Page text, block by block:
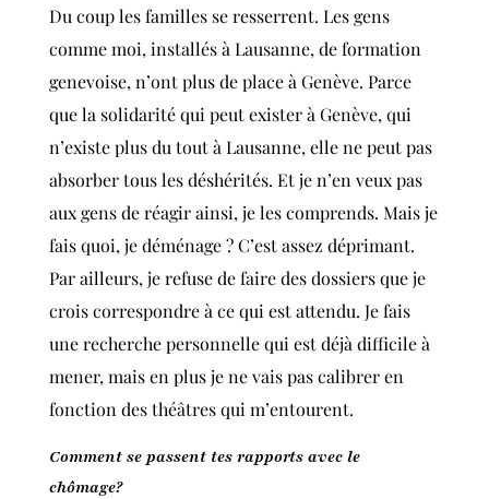
Du coup les familles se resserrent. Les gens
comme moi, installés à Lausanne, de formation
genevoise, n’ont plus de place à Genève. Parce
que la solidarité qui peut exister à Genève, qui
n’existe plus du tout à Lausanne, elle ne peut pas
absorber tous les déshérités. Et je n’en veux pas
aux gens de réagir ainsi, je les comprends. Mais je
fais quoi, je déménage ? C’est assez déprimant.
Par ailleurs, je refuse de faire des dossiers que je
crois correspondre à ce qui est attendu. Je fais
une recherche personnelle qui est déjà difficile à
mener, mais en plus je ne vais pas calibrer en
fonction des théâtres qui m’entourent.
Comment se passent tes rapports avec le
chômage?